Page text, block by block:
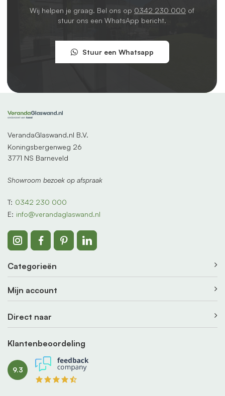
Wij helpen je graag. Bel ons op 0342 230 000 of
stuur ons een WhatsApp bericht.
Stuur een Whatsapp
VerandaGlaswand.nl B.V.
Koningsbergenweg 26
3771 NS Barneveld
Showroom bezoek op afspraak
T: 0342 230 000
E: info@verandaglaswand.nl
Categorieën
Mijn account
Direct naar
Klantenbeoordeling
9.3